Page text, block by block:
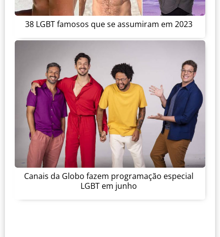
38 LGBT famosos que se assumiram em 2023
Canais da Globo fazem programação especial
LGBT em junho